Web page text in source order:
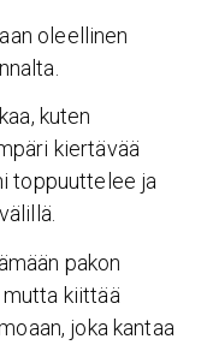
oleellinen
kuten
kiertävää
toppuuttelee ja
pakon
kiittää
joka kantaa